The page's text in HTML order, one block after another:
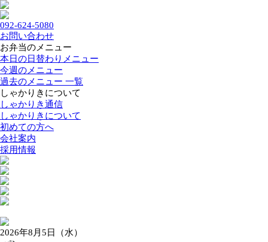
092-624-5080
お問い合わせ
お弁当のメニュー
本日の日替わりメニュー
今週のメニュー
過去のメニュー 一覧
しゃかりきについて
しゃかりき通信
しゃかりきについて
初めての方へ
会社案内
採用情報